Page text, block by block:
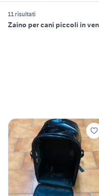
11 risultati
Zaino per cani piccoli in